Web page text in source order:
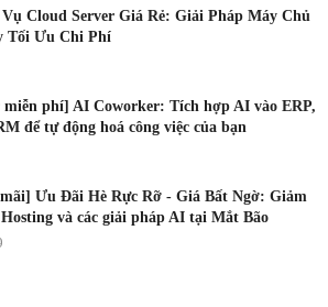
Cloud Server Giá Rẻ: Giải Pháp Máy Chủ
Tối Ưu Chi Phí
miễn phí] AI Coworker: Tích hợp AI vào ERP,
để tự động hoá công việc của bạn
Ưu Đãi Hè Rực Rỡ - Giá Bất Ngờ: Giảm
và các giải pháp AI tại Mắt Bão